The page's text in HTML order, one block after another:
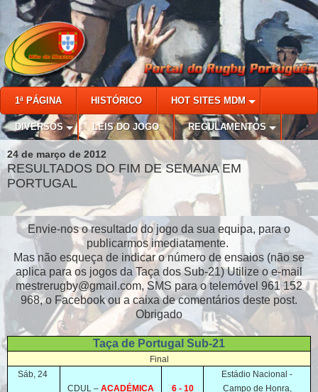
1ª PÁGINA HISTÓRICO HOT SITES MDM
DIVERSOS LEIS DO JOGO REGULAMENTOS
24 de março de 2012
RESULTADOS DO FIM DE SEMANA EM
PORTUGAL
Envie-nos o resultado do jogo da sua equipa, para o
publicarmos imediatamente.
Mas não esqueça de indicar o número de ensaios (não se
aplica para os jogos da Taça dos Sub-21) Utilize o e-mail
mestrerugby@gmail.com, SMS para o telemóvel 961 152
968, o Facebook ou a caixa de comentários deste post.
Obrigado
Taça de Portugal Sub-21
Final
Sáb, 24
CDUL – ACADÉMICA 6 - 10
Estádio Nacional -
Campo de Honra,